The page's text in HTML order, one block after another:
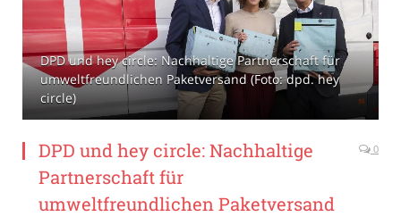
DPD und hey circle: Nachhaltige Partnerschaft für
umweltfreundlichen Paketversand (Foto: dpd. hey
circle)
DPD und hey circle: Nachhaltige
Partnerschaft für
umweltfreundlichen Paketversand
0